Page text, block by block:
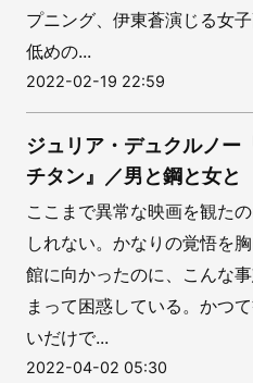
プニング、伊東蒼演じる女
低めの...
2022-02-19 22:59
ジュリア・デュクルノー
チタン』／男と鋼と女と
ここまで異常な映画を観た
しれない。かなりの覚悟を
館に向かったのに、こんな
まって困惑している。かつ
いだけで...
2022-04-02 05:30